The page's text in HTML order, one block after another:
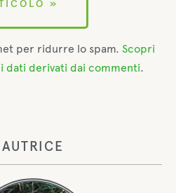
per ridurre lo spam. Scopri
dati derivati dai commenti.
AUTRICE